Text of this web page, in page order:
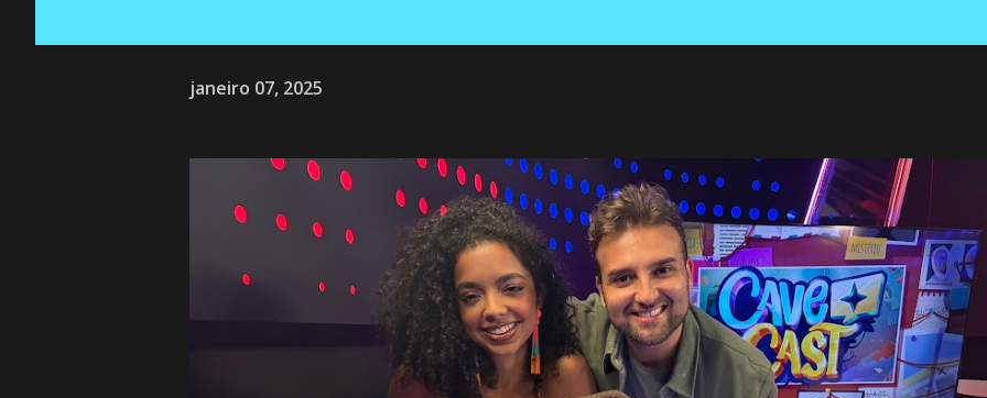
janeiro 07, 2025